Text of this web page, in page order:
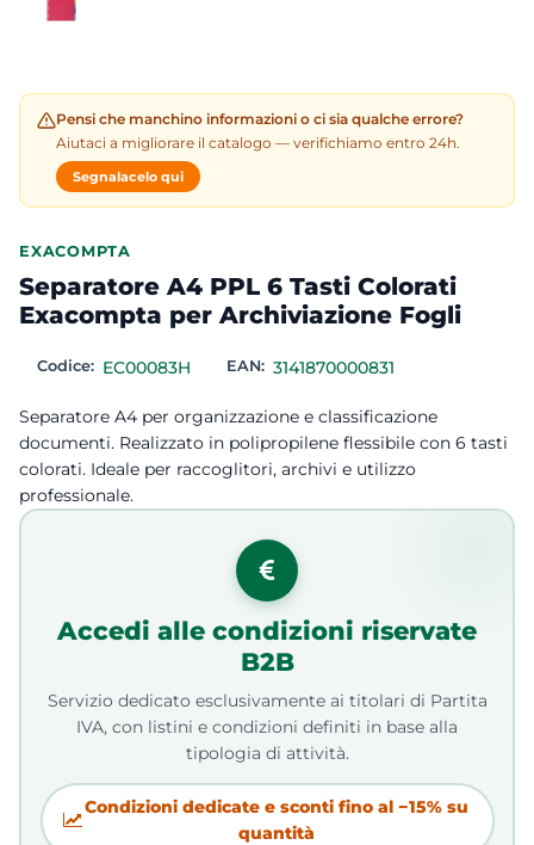
Pensi che manchino informazioni o ci sia qualche errore?
Aiutaci a migliorare il catalogo — verifichiamo entro 24h.
Segnalacelo qui
EXACOMPTA
Separatore A4 PPL 6 Tasti Colorati
Exacompta per Archiviazione Fogli
Codice: EC00083H EAN: 3141870000831
Separatore A4 per organizzazione e classificazione
documenti. Realizzato in polipropilene flessibile con 6 tasti
colorati. Ideale per raccoglitori, archivi e utilizzo
professionale.
Accedi alle condizioni riservate
B2B
Servizio dedicato esclusivamente ai titolari di Partita
IVA, con listini e condizioni definiti in base alla
tipologia di attività.
Condizioni dedicate e sconti fino al −15% su
quantità